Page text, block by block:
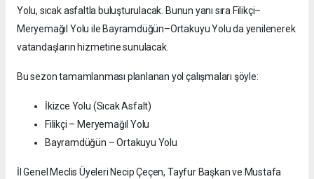
Yolu, sıcak asfaltla buluşturulacak. Bunun yanı sıra Filikçi–
Meryemağıl Yolu ile Bayramdüğün–Ortakuyu Yolu da yenilenerek
vatandaşların hizmetine sunulacak.
Bu sezon tamamlanması planlanan yol çalışmaları şöyle:
İkizce Yolu (Sıcak Asfalt)
Filikçi – Meryemağıl Yolu
Bayramdüğün – Ortakuyu Yolu
İl Genel Meclis Üyeleri Necip Çeçen, Tayfur Başkan ve Mustafa